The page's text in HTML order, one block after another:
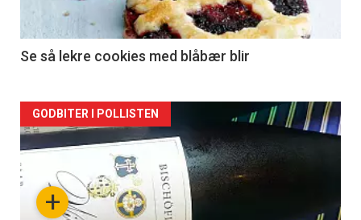
Se så lekre cookies med blåbær blir
Forsiden
akkurat
nå+
GODBITER I POLLISTEN